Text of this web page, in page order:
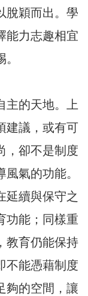
脫穎而出。學
能力志趣相宜
主的天地。上
建議，或有可
，卻不是制度
氣的功能。
延續與保守之
功能；同樣重
教育仍能保持
不能憑藉制度
夠的空間，讓